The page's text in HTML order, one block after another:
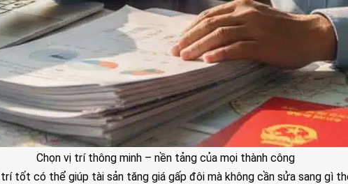
Chọn vị trí thông minh – nền tảng của mọi thành công
tốt có thể giúp tài sản tăng giá gấp đôi mà không cần sửa sang gì